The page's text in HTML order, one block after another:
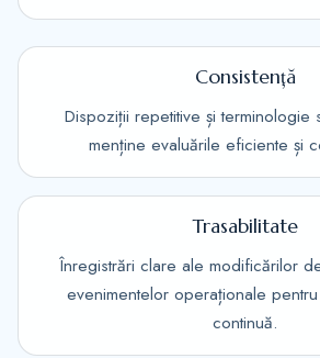
Consistență
Dispoziții repetitive și terminologie
menține evaluările eficiente și
Trasabilitate
Înregistrări clare ale modificărilor
evenimentelor operaționale
continuă.